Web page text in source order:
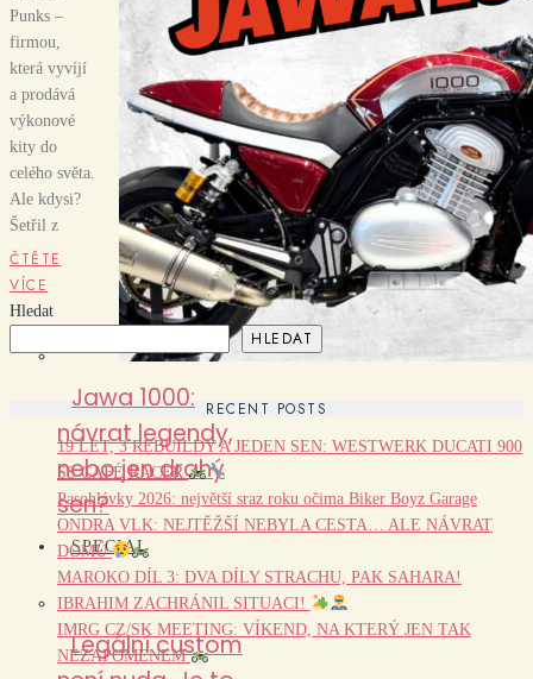
Jawa 1000:
návrat legendy,
nebo jen drahý
sen?
SPECIAL
Legální custom
Punks –
firmou,
která vyvíjí
a prodává
výkonové
kity do
celého světa.
Ale kdysi?
Šetřil z
ČTĚTE
VÍCE
Hledat
HLEDAT
RECENT POSTS
19 LET, 3 REBUILDY A JEDEN SEN: WESTWERK DUCATI 900
SS CAFÉ RACER
Pasohlávky 2026: největší sraz roku očima Biker Boyz Garage
ONDRA VLK: NEJTĚŽŠÍ NEBYLA CESTA… ALE NÁVRAT
DOMŮ
MAROKO DÍL 3: DVA DÍLY STRACHU, PAK SAHARA!
IBRAHIM ZACHRÁNIL SITUACI!
IMRG CZ/SK MEETING: VÍKEND, NA KTERÝ JEN TAK
NEZAPOMENEM